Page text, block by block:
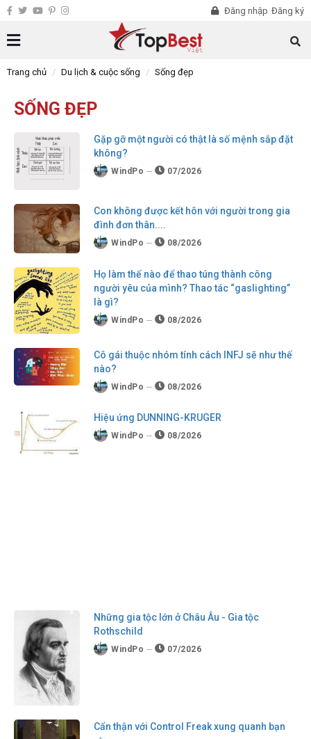
Đăng nhập Đăng ký
Trang chủ Du lịch & cuộc sống Sống đẹp
SỐNG ĐẸP
Gặp gỡ một người có thật là số mệnh sắp đặt
không?
WindPo 07/2026
Con không được kết hôn với người trong gia
đình đơn thân....
WindPo 08/2026
Họ làm thế nào để thao túng thành công
người yêu của mình? Thao tác “gaslighting”
là gì?
WindPo 08/2026
Cô gái thuộc nhóm tính cách INFJ sẽ như thế
nào?
WindPo 08/2026
Hiệu ứng DUNNING-KRUGER
WindPo 08/2026
Những gia tộc lớn ở Châu Âu - Gia tộc
Rothschild
WindPo 07/2026
Cẩn thận với Control Freak xung quanh bạn